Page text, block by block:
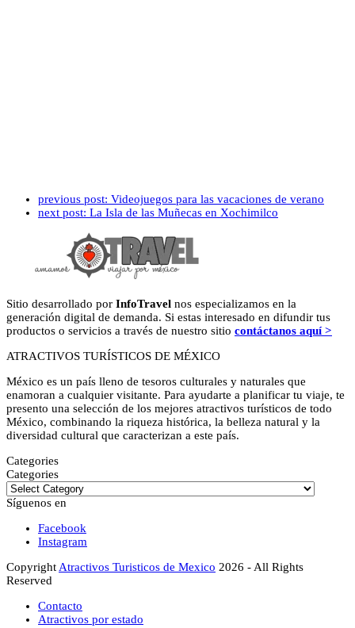
previous post: Videojuegos para las vacaciones de verano
next post: La Isla de las Muñecas en Xochimilco
Sitio desarrollado por InfoTravel nos especializamos en la
generación digital de demanda. Si estas interesado en difundir tus
productos o servicios a través de nuestro sitio contáctanos aquí >
ATRACTIVOS TURÍSTICOS DE MÉXICO
México es un país lleno de tesoros culturales y naturales que
enamoran a cualquier visitante. Para ayudarte a planificar tu viaje, te
presento una selección de los mejores atractivos turísticos de todo
México, combinando la riqueza histórica, la belleza natural y la
diversidad cultural que caracterizan a este país.
Categories
Categories
Síguenos en
Facebook
Instagram
CopyrightAtractivos Turisticos de Mexico 2026 - All Rights
Reserved
Contacto
Atractivos por estado